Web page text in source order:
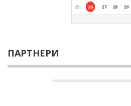
25 26 27 28 29
ПАРТНЕРИ